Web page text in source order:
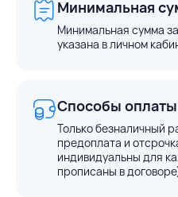
Минимальная
Минимальная сумма
указана в личном
Способы оплаты
Только безналичный
предоплата и
индивидуальны для
прописаны в